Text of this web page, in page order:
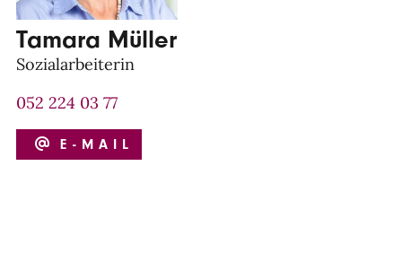
Tamara Müller
Sozialarbeiterin
052 224 03 77
E-MAIL